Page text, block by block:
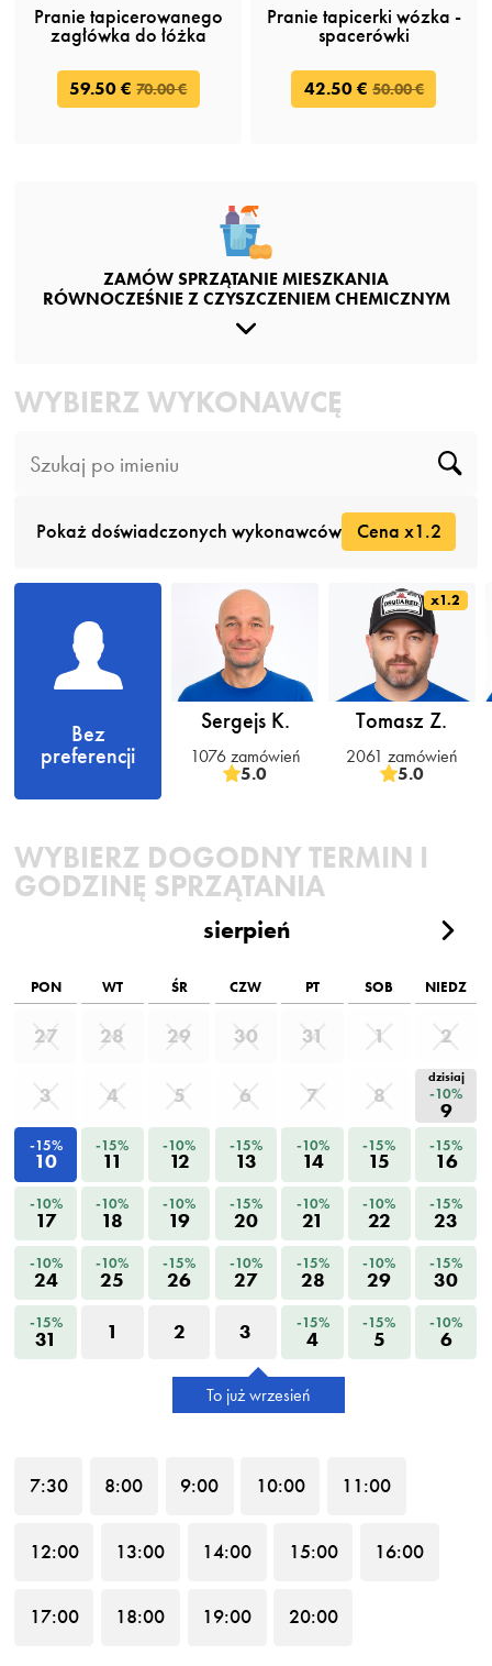
Pranie tapicerowanego
zagłówka do łóżka
59.50 € 70.00 €
Pranie tapicerki wózka -
spacerówki
42.50 € 50.00 €
ZAMÓW SPRZĄTANIE MIESZKANIA
RÓWNOCZEŚNIE Z CZYSZCZENIEM CHEMICZNYM
WYBIERZ WYKONAWCĘ
Pokaż doświadczonych wykonawców Cena x1.2
Bez
preferencji
Sergejs K.
1076 zamówień
5.0
x1.2
Tomasz Z.
2061 zamówień
5.0
WYBIERZ DOGODNY TERMIN I
GODZINĘ SPRZĄTANIA
sierpień
PON WT ŚR CZW PT SOB NIEDZ
27 28 29 30 31 1 2
3 4 5 6 7 8
dzisiaj
-10%
9
-15%
10
-15%
11
-10%
12
-15%
13
-10%
14
-15%
15
-15%
16
-10%
17
-10%
18
-10%
19
-15%
20
-10%
21
-10%
22
-15%
23
-10%
24
-10%
25
-15%
26
-10%
27
-15%
28
-10%
29
-15%
30
-15%
31 1 2 3 -15%
4
-15%
5
-10%
6
To już wrzesień
7:30 8:00 9:00 10:00 11:00
12:00 13:00 14:00 15:00 16:00
17:00 18:00 19:00 20:00